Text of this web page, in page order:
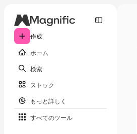
作成
ホーム
検索
ストック
もっと詳しく
すべてのツール